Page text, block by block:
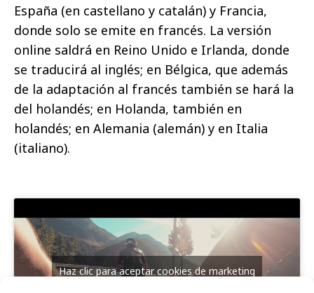
España (en castellano y catalán) y Francia,
donde solo se emite en francés. La versión
online saldrá en Reino Unido e Irlanda, donde
se traducirá al inglés; en Bélgica, que además
de la adaptación al francés también se hará la
del holandés; en Holanda, también en
holandés; en Alemania (alemán) y en Italia
(italiano).
Haz clic para aceptar cookies de marketing